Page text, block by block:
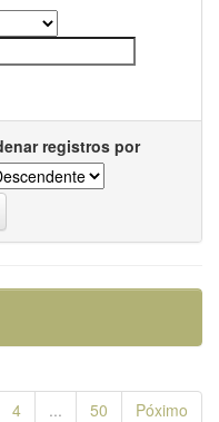
registros por
4 ... 50 Póximo